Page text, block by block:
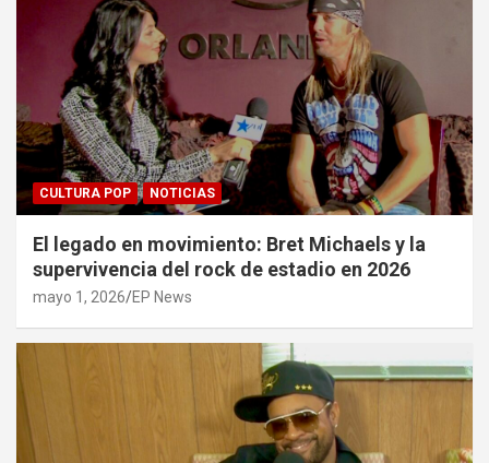
CULTURA POP NOTICIAS
El legado en movimiento: Bret Michaels y la
supervivencia del rock de estadio en 2026
mayo 1, 2026 EP News